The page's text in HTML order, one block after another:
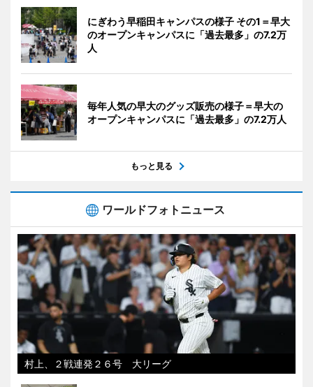
にぎわう早稲田キャンパスの様子 その1＝早大
のオープンキャンパスに「過去最多」の7.2万
人
毎年人気の早大のグッズ販売の様子＝早大の
オープンキャンパスに「過去最多」の7.2万人
もっと見る
ワールドフォトニュース
村上、２戦連発２６号 大リーグ